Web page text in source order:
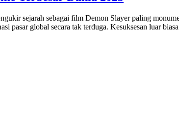
sejarah sebagai film Demon Slayer paling
pasar global secara tak terduga. Kesuksesan luar